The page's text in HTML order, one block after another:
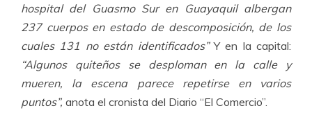
hospital del Guasmo Sur en Guayaquil albergan
237 cuerpos en estado de descomposición, de los
cuales 131 no están identificados”Y en la capital:
“Algunos quiteños se desploman en la calle y
mueren, la escena parece repetirse en varios
puntos”, anota el cronista del Diario “El Comercio”.